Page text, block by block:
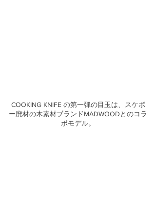
COOKING KNIFE の第一弾の目玉は、スケボ
ー廃材の木素材ブランドMADWOODとのコラ
ボモデル。